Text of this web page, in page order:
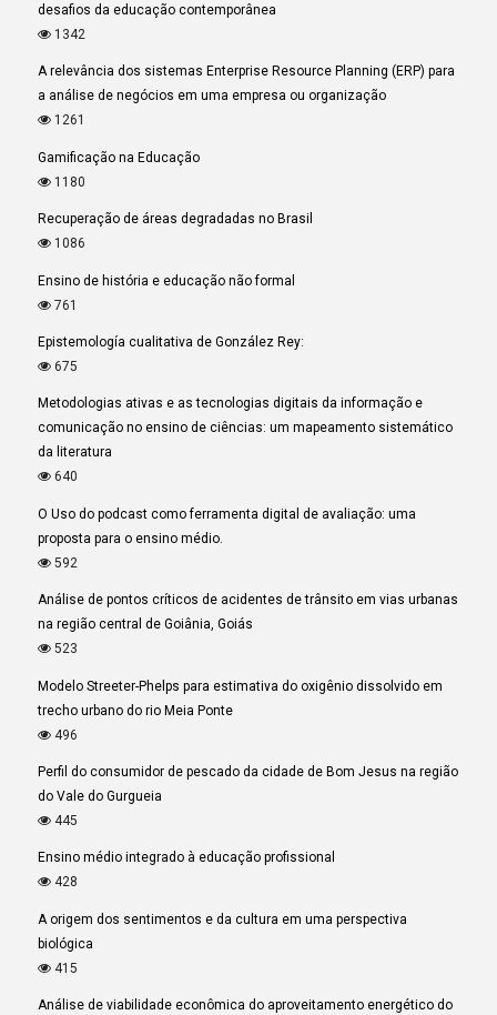
desafios da educação contemporânea
1342
A relevância dos sistemas Enterprise Resource Planning (ERP) para
a análise de negócios em uma empresa ou organização
1261
Gamificação na Educação
1180
Recuperação de áreas degradadas no Brasil
1086
Ensino de história e educação não formal
761
Epistemología cualitativa de González Rey:
675
Metodologias ativas e as tecnologias digitais da informação e
comunicação no ensino de ciências: um mapeamento sistemático
da literatura
640
O Uso do podcast como ferramenta digital de avaliação: uma
proposta para o ensino médio.
592
Análise de pontos críticos de acidentes de trânsito em vias urbanas
na região central de Goiânia, Goiás
523
Modelo Streeter-Phelps para estimativa do oxigênio dissolvido em
trecho urbano do rio Meia Ponte
496
Perfil do consumidor de pescado da cidade de Bom Jesus na região
do Vale do Gurgueia
445
Ensino médio integrado à educação profissional
428
A origem dos sentimentos e da cultura em uma perspectiva
biológica
415
Análise de viabilidade econômica do aproveitamento energético do